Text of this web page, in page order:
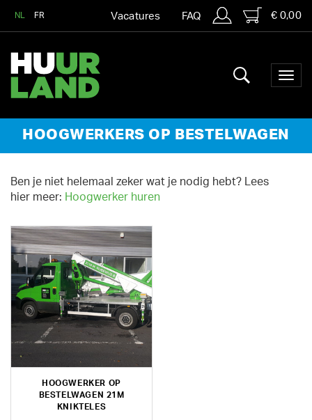
NL FR Vacatures FAQ € 0,00
HOOGWERKERS OP BESTELWAGEN
Ben je niet helemaal zeker wat je nodig hebt? Lees
hier meer: Hoogwerker huren
HOOGWERKER OP
BESTELWAGEN 21M
KNIKTELES